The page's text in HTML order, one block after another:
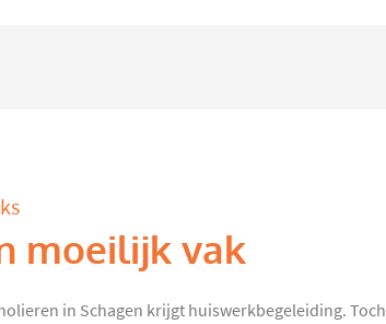
moeilijk vak
in Schagen krijgt huiswerkbegeleiding. Toch